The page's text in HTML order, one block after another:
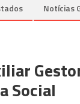
Notí­cias
Social